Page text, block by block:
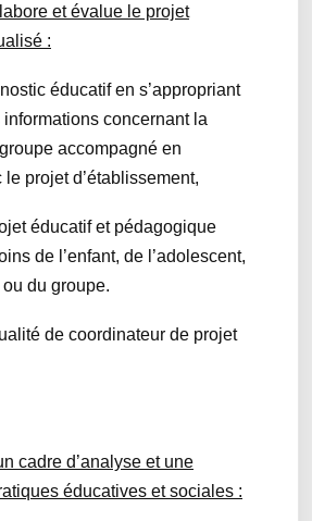
et évalue le projet
:
éducatif en s’appropriant
concernant la
accompagné en
projet d’établissement,
éducatif et pédagogique
de l’enfant, de l’adolescent,
du groupe.
de coordinateur de projet
cadre d’analyse et une
éducatives et sociales :